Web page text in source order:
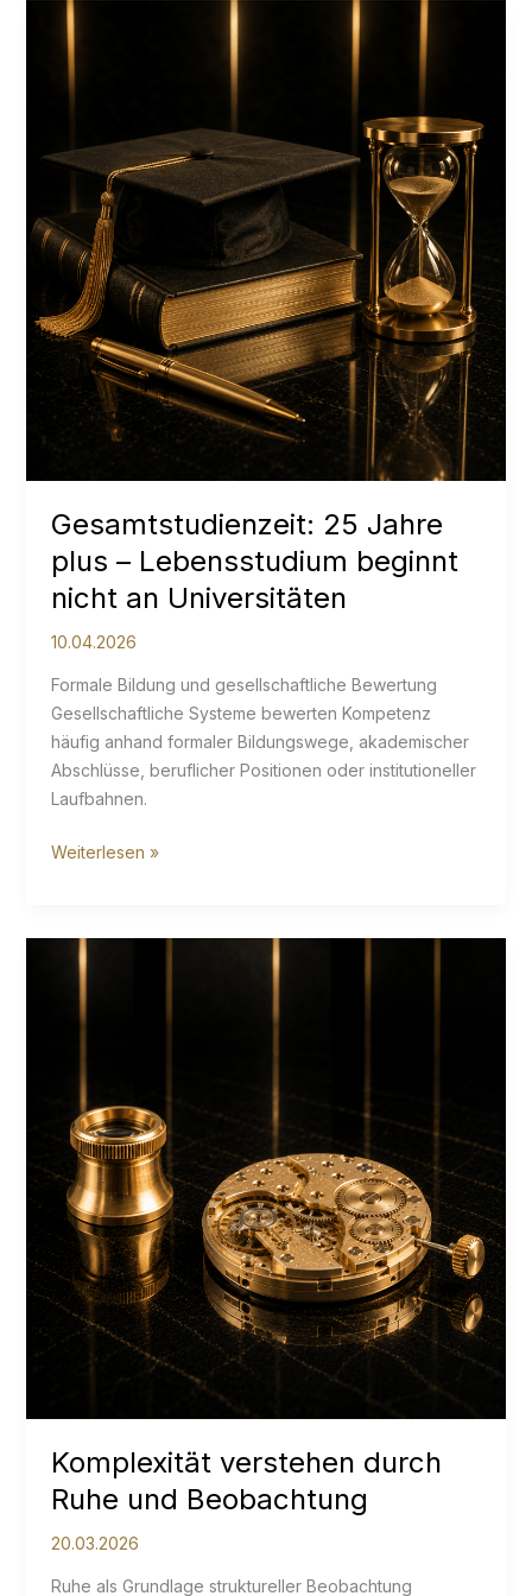
geht
Gesamtstudienzeit: 25 Jahre
plus – Lebensstudium beginnt
nicht an Universitäten
10.04.2026
Formale Bildung und gesellschaftliche Bewertung
Gesellschaftliche Systeme bewerten Kompetenz
häufig anhand formaler Bildungswege, akademischer
Abschlüsse, beruflicher Positionen oder institutioneller
Laufbahnen.
Gesamtstudienzeit:
plus
beginnt
Universitäten
Weiterlesen »
Komplexität verstehen durch
Ruhe und Beobachtung
20.03.2026
Ruhe als Grundlage struktureller Beobachtung